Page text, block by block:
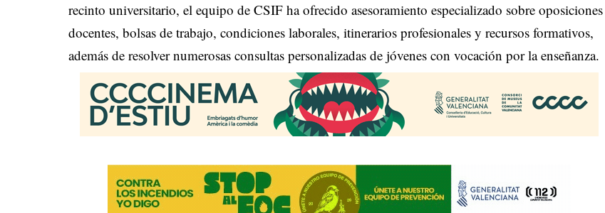
recinto universitario, el equipo de CSIF ha ofrecido asesoramiento especializado sobre oposiciones
docentes, bolsas de trabajo, condiciones laborales, itinerarios profesionales y recursos formativos,
además de resolver numerosas consultas personalizadas de jóvenes con vocación por la enseñanza.